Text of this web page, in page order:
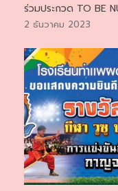
ร่วมประกวด TO BE
2 ธันวาคม 2023